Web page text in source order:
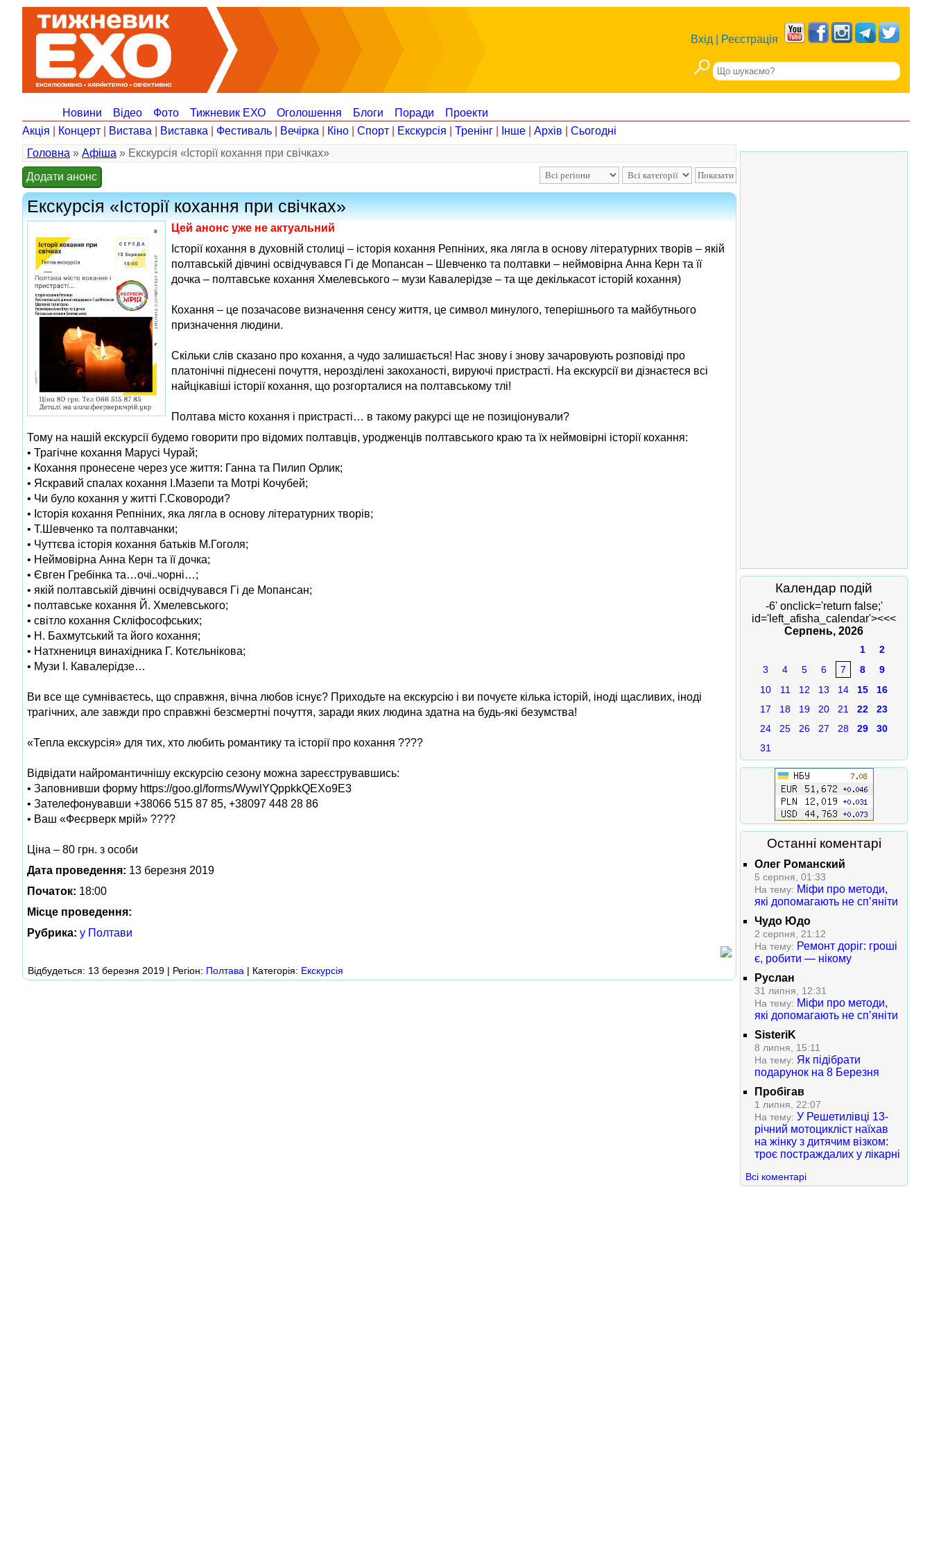
Вхід Реєстрація
Новини Відео Фото Тижневик ЕХО Оголошення Блоги Поради
Проекти
Акція
Концерт Вистава Виставка Фестиваль Вечірка Кіно Спорт Екскурсія Тренінг Інше Архів
Сьогодні
Головна » Афіша » Екскурсія «Історії кохання при свічках»
Додати анонс
Екскурсія «Історії кохання при свічках»
Цей анонс уже не актуальний
Історії кохання в духовній столиці – історія кохання Репніних, яка лягла в основу літературних творів – якій
полтавській дівчині освідчувався Гі де Мопансан – Шевченко та полтавки – неймовірна Анна Керн та її
дочка – полтавське кохання Хмелевського – музи Кавалерідзе – та ще декількасот історій кохання)
Кохання – це позачасове визначення сенсу життя, це символ минулого, теперішнього та майбутнього
призначення людини.
Скільки слів сказано про кохання, а чудо залишається! Нас знову і знову зачаровують розповіді про
платонічні піднесені почуття, нерозділені закоханості, вируючі пристрасті. На екскурсії ви дізнаєтеся всі
найцікавіші історії кохання, що розгорталися на полтавському тлі!
Полтава місто кохання і пристрасті… в такому ракурсі ще не позиціонували?
Тому на нашій екскурсії будемо говорити про відомих полтавців, уродженців полтавського краю та їх неймовірні історії кохання:
• Трагічне кохання Марусі Чурай;
• Кохання пронесене через усе життя: Ганна та Пилип Орлик;
• Яскравий спалах кохання І.Мазепи та Мотрі Кочубей;
• Чи було кохання у житті Г.Сковороди?
• Історія кохання Репніних, яка лягла в основу літературних творів;
• Т.Шевченко та полтавчанки;
• Чуттєва історія кохання батьків М.Гоголя;
• Неймовірна Анна Керн та її дочка;
• Євген Гребінка та…очі..чорні…;
• якій полтавській дівчині освідчувався Гі де Мопансан;
• полтавське кохання Й. Хмелевського;
• світло кохання Скліфософських;
• Н. Бахмутський та його кохання;
• Натхнениця винахідника Г. Котєльнікова;
• Музи І. Кавалерідзе…
Ви все ще сумніваєтесь, що справжня, вічна любов існує? Приходьте на екскурсію і ви почуєте кілька історій, іноді щасливих, іноді
трагічних, але завжди про справжні безсмертні почуття, заради яких людина здатна на будь-які безумства!
«Тепла екскурсія» для тих, хто любить романтику та історії про кохання ????
Відвідати найромантичнішу екскурсію сезону можна зареєструвавшись:
• Заповнивши форму https://goo.gl/forms/WywlYQppkkQEXo9E3
• Зателефонувавши +38066 515 87 85, +38097 448 28 86
• Ваш «Феєрверк мрій» ????
Ціна – 80 грн. з особи
Дата проведення: 13 березня 2019
Початок: 18:00
Місце проведення:
Рубрика: у Полтави
Відбудеться: 13 березня 2019 | Регіон: Полтава | Категорія: Екскурсія
Календар подій
-6' onclick='return false;'
id='left_afisha_calendar'><<<
Серпень, 2026
1
2
3
4 5 6 7 8
9
10
11 12 13 14 15
16
17
18 19 20 21 22
23
24
25 26 27 28 29
30
31
Останні коментарі
Олег Романский
5 серпня, 01:33
На тему: Міфи про методи,
які допомагають не сп’яніти
Чудо Юдо
2 серпня, 21:12
На тему: Ремонт доріг: гроші
є, робити — нікому
Руслан
31 липня, 12:31
На тему: Міфи про методи,
які допомагають не сп’яніти
SisteriK
8 липня, 15:11
На тему: Як підібрати
подарунок на 8 Березня
Пробігав
1 липня, 22:07
На тему: У Решетилівці 13-
річний мотоцикліст наїхав
на жінку з дитячим візком:
троє постраждалих у лікарні
Всі коментарі